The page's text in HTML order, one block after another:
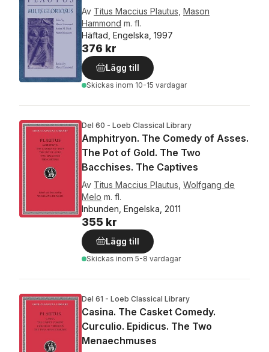
Av Titus Maccius Plautus Mason
Hammond m. fl.
Häftad, Engelska, 1997
376 kr
Lägg till
Skickas inom 10-15 vardagar
Del 60 - Loeb Classical Library
Amphitryon. The Comedy of Asses.
The Pot of Gold. The Two
Bacchises. The Captives
Av Titus Maccius Plautus Wolfgang de
Melo m. fl.
Inbunden, Engelska, 2011
355 kr
Lägg till
Skickas inom 5-8 vardagar
Del 61 - Loeb Classical Library
Casina. The Casket Comedy.
Curculio. Epidicus. The Two
Menaechmuses